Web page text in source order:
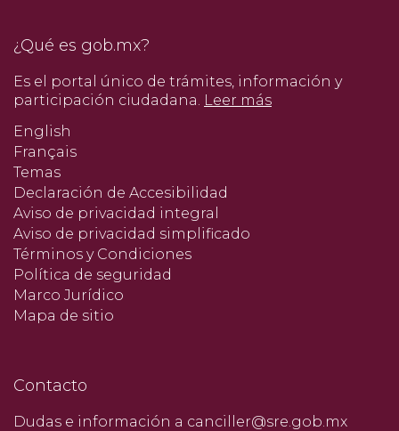
¿Qué es gob.mx?
Es el portal único de trámites, información y
participación ciudadana. Leer más
English
Français
Temas
Declaración de Accesibilidad
Aviso de privacidad integral
Aviso de privacidad simplificado
Términos y Condiciones
Política de seguridad
Marco Jurídico
Mapa de sitio
Contacto
Dudas e información a canciller@sre.gob.mx